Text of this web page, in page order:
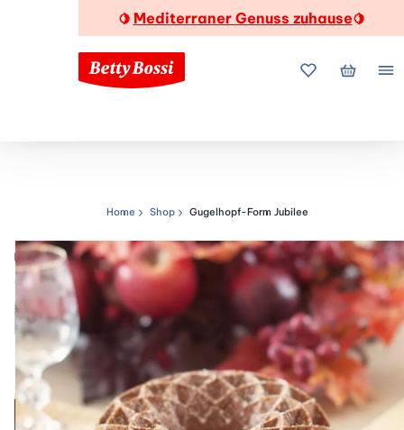
🍋 Mediterraner Genuss zuhause🍋
MeineMein
Navigationspfad
Home Shop Gugelhopf-Form Jubilee